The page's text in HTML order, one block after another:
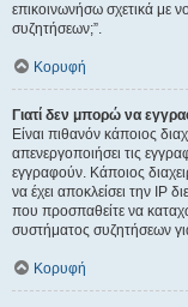
επικοινωνήσω σχετικά με
συζητήσεων;”.
Κορυφή
Γιατί δεν μπορώ να
Είναι πιθανόν κάποιος
απενεργοποιήσει τις
εγγραφούν. Κάποιος
να έχει αποκλείσει την IP
που προσπαθείτε να
συστήματος συζητήσεων
Κορυφή